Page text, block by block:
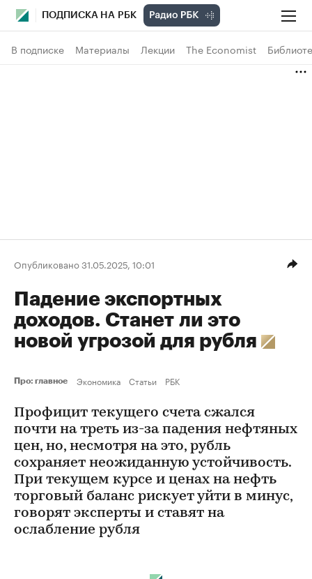
ПОДПИСКА НА РБК
В подписке Материалы Лекции The Economist
Опубликовано 31.05.2025, 10:01
Падение экспортных
доходов. Станет ли это
новой угрозой для рубля
Про: главное Экономика Статьи РБК
Профицит текущего счета сжался
почти на треть из-за падения нефтяных
цен, но, несмотря на это, рубль
сохраняет неожиданную устойчивость.
При текущем курсе и ценах на нефть
торговый баланс рискует уйти в минус,
говорят эксперты и ставят на
ослабление рубля